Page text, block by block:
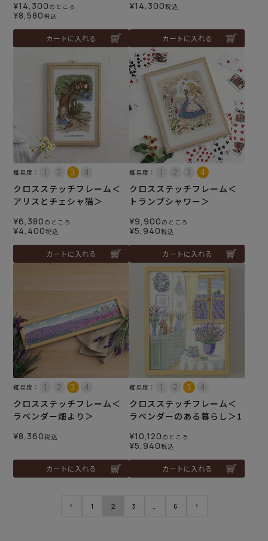
¥14,300 のところ
¥8,580税込
カートに入れる
¥14,300税込
カートに入れる
難易度：
クロスステッチフレーム＜
アリスとチェシャ猫＞
¥6,380 のところ
¥4,400税込
カートに入れる
難易度：
クロスステッチフレーム＜
トランプシャワー＞
¥9,900 のところ
¥5,940税込
カートに入れる
難易度：
クロスステッチフレーム＜
ラベンダー畑より＞
¥8,360税込
カートに入れる
難易度：
クロスステッチフレーム＜
ラベンダーのある暮らし＞1
¥10,120 のところ
¥5,940税込
カートに入れる
1 2 3 6